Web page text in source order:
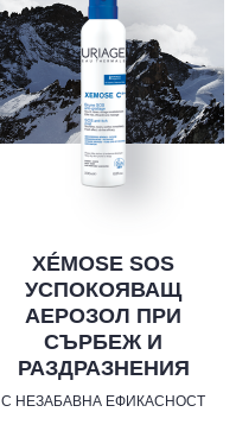
XÉMOSE SOS
УСПОКОЯВАЩ
АЕРОЗОЛ ПРИ
СЪРБЕЖ И
РАЗДРАЗНЕНИЯ
С НЕЗАБАВНА ЕФИКАСНОСТ